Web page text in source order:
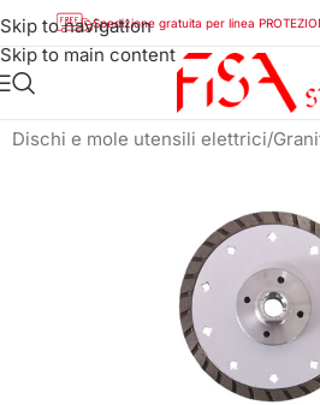
Skip to navigation
Skip to main content
Spedizione gratuita per linea
Utensili diamantati
Dischi e mole utensili elettrici/